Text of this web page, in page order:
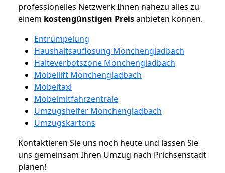
professionelles Netzwerk Ihnen nahezu alles zu
einem kostengünstigen Preisanbieten können.
Entrümpelung
Haushaltsauflösung Mönchengladbach
Halteverbotszone Mönchengladbach
Möbellift Mönchengladbach
Möbeltaxi
Möbelmitfahrzentrale
Umzugshelfer Mönchengladbach
Umzugskartons
Kontaktieren Sie uns noch heute und lassen Sie
uns gemeinsam Ihren Umzug nach Prichsenstadt
planen!